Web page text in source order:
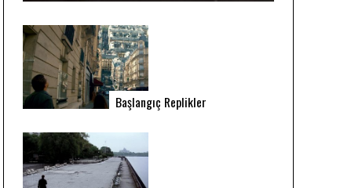
Başlangıç Replikler